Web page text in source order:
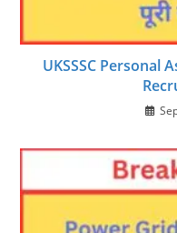
UKSSSC Personal